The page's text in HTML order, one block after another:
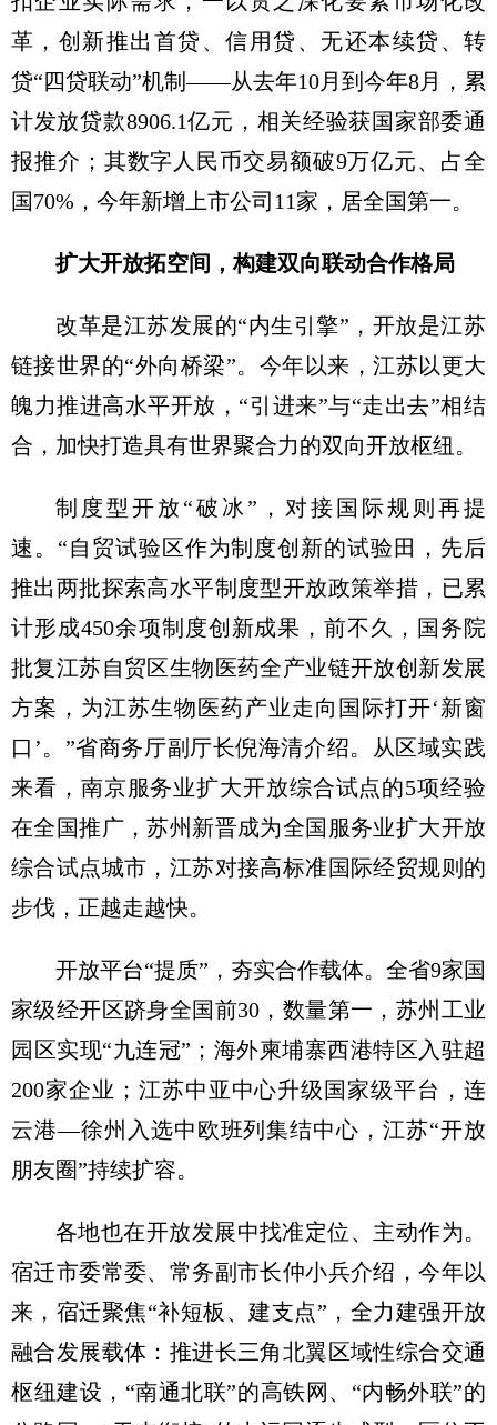
革，创新推出首贷、信用贷、无还本续贷、转
贷“四贷联动”机制——从去年10月到今年8月，累
计发放贷款8906.1亿元，相关经验获国家部委通
报推介；其数字人民币交易额破9万亿元、占全
国70%，今年新增上市公司11家，居全国第一。
扩大开放拓空间，构建双向联动合作格局
改革是江苏发展的“内生引擎”，开放是江苏
链接世界的“外向桥梁”。今年以来，江苏以更大
魄力推进高水平开放，“引进来”与“走出去”相结
合，加快打造具有世界聚合力的双向开放枢纽。
制度型开放“破冰”，对接国际规则再提
速。“自贸试验区作为制度创新的试验田，先后
推出两批探索高水平制度型开放政策举措，已累
计形成450余项制度创新成果，前不久，国务院
批复江苏自贸区生物医药全产业链开放创新发展
方案，为江苏生物医药产业走向国际打开‘新窗
口’。”省商务厅副厅长倪海清介绍。从区域实践
来看，南京服务业扩大开放综合试点的5项经验
在全国推广，苏州新晋成为全国服务业扩大开放
综合试点城市，江苏对接高标准国际经贸规则的
步伐，正越走越快。
开放平台“提质”，夯实合作载体。全省9家国
家级经开区跻身全国前30，数量第一，苏州工业
园区实现“九连冠”；海外柬埔寨西港特区入驻超
200家企业；江苏中亚中心升级国家级平台，连
云港—徐州入选中欧班列集结中心，江苏“开放
朋友圈”持续扩容。
各地也在开放发展中找准定位、主动作为。
宿迁市委常委、常务副市长仲小兵介绍，今年以
来，宿迁聚焦“补短板、建支点”，全力建强开放
融合发展载体：推进长三角北翼区域性综合交通
枢纽建设，“南通北联”的高铁网、“内畅外联”的